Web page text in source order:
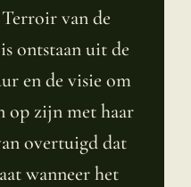
van de
ontstaan uit de
en de visie om
op zijn met haar
overtuigd dat
wanneer het